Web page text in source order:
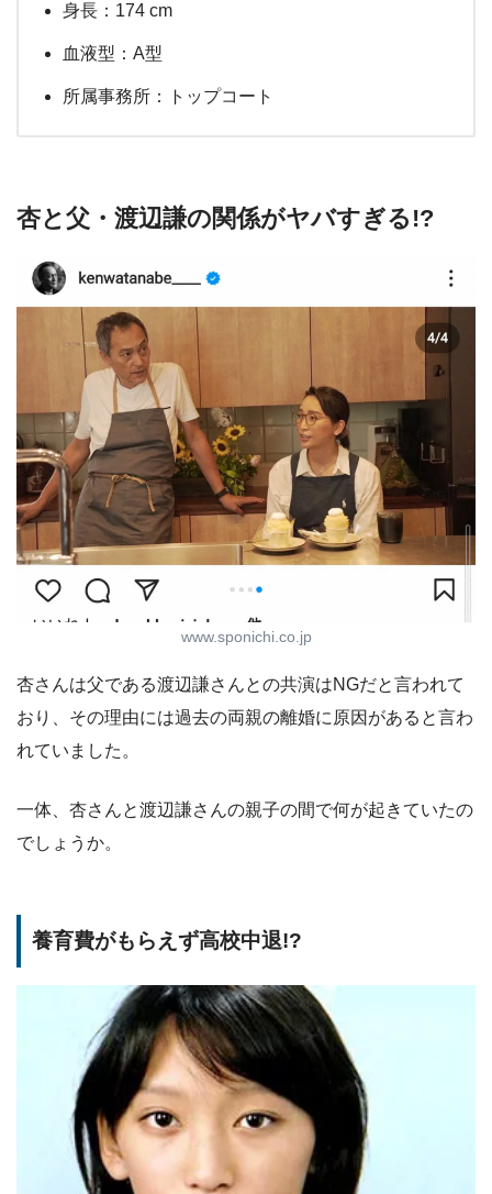
身長：174 cm
血液型：A型
所属事務所：トップコート
杏と父・渡辺謙の関係がヤバすぎる!?
www.sponichi.co.jp
杏さんは父である渡辺謙さんとの共演はNGだと言われて
おり、その理由には過去の両親の離婚に原因があると言わ
れていました。
一体、杏さんと渡辺謙さんの親子の間で何が起きていたの
でしょうか。
養育費がもらえず高校中退!?